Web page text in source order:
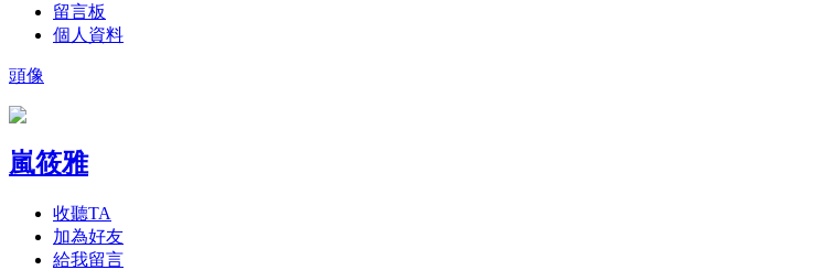
留言板
個人資料
頭像
嵐筱雅
收聽TA
加為好友
給我留言